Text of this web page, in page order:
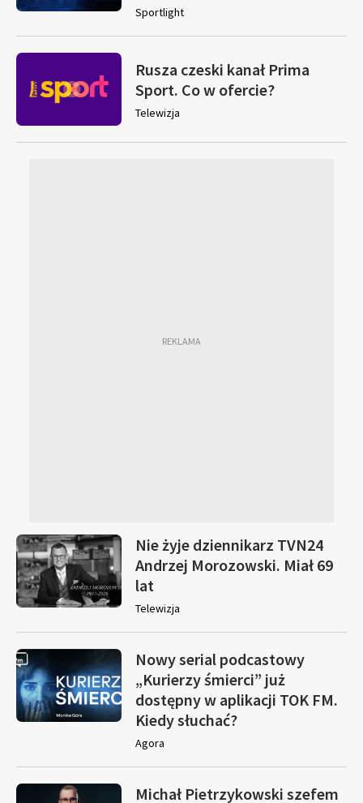
Sportlight
Rusza czeski kanał Prima
Sport. Co w ofercie?
Telewizja
Nie żyje dziennikarz TVN24
Andrzej Morozowski. Miał 69
lat
Telewizja
Nowy serial podcastowy
„Kurierzy śmierci” już
dostępny w aplikacji TOK FM.
Kiedy słuchać?
Agora
Michał Pietrzykowski szefem